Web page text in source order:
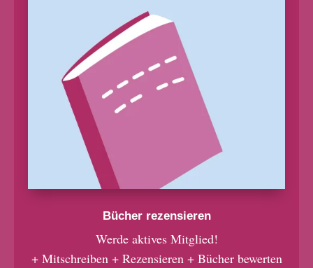
Bücher rezensieren
Werde aktives Mitglied!
+ Mitschreiben + Rezensieren + Bücher bewerten